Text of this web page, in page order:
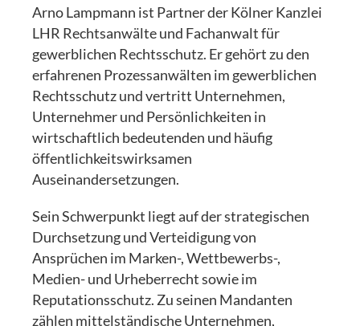
Arno Lampmann ist Partner der Kölner Kanzlei
LHR Rechtsanwälte und Fachanwalt für
gewerblichen Rechtsschutz. Er gehört zu den
erfahrenen Prozessanwälten im gewerblichen
Rechtsschutz und vertritt Unternehmen,
Unternehmer und Persönlichkeiten in
wirtschaftlich bedeutenden und häufig
öffentlichkeitswirksamen
Auseinandersetzungen.
Sein Schwerpunkt liegt auf der strategischen
Durchsetzung und Verteidigung von
Ansprüchen im Marken-, Wettbewerbs-,
Medien- und Urheberrecht sowie im
Reputationsschutz. Zu seinen Mandanten
zählen mittelständische Unternehmen,